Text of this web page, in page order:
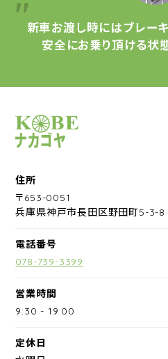
新車お渡し時にはブレー
安全にお乗り頂ける状
サイクルショップナカゴヤ
住所
〒653-0051
兵庫県神戸市長田区野田町5-3-8
電話番号
078-739-3399
営業時間
9:30 -19:00
定休日